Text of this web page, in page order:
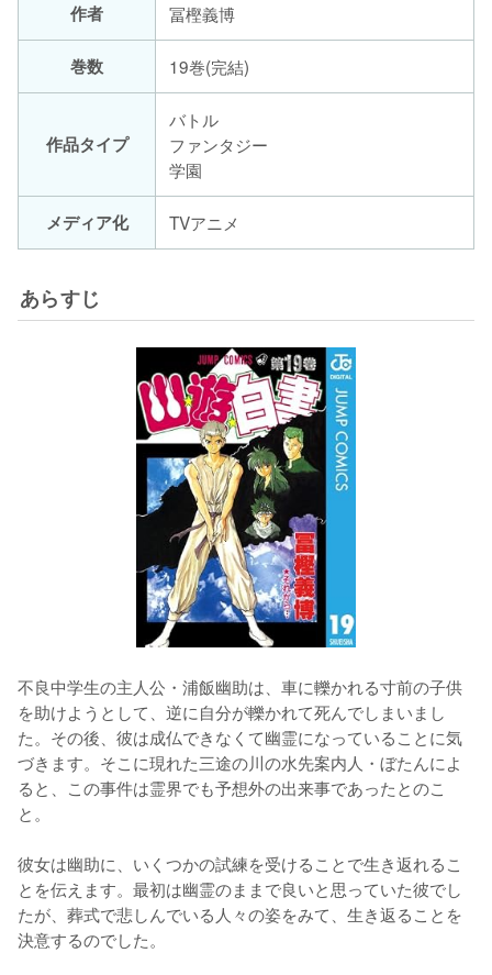
作者 冨樫義博
巻数 19巻(完結)
作品タイプ
バトル
ファンタジー
学園
メディア化 TVアニメ
あらすじ
不良中学生の主人公・浦飯幽助は、車に轢かれる寸前の子供
を助けようとして、逆に自分が轢かれて死んでしまいまし
た。その後、彼は成仏できなくて幽霊になっていることに気
づきます。そこに現れた三途の川の水先案内人・ぼたんによ
ると、この事件は霊界でも予想外の出来事であったとのこ
と。
彼女は幽助に、いくつかの試練を受けることで生き返れるこ
とを伝えます。最初は幽霊のままで良いと思っていた彼でし
たが、葬式で悲しんでいる人々の姿をみて、生き返ることを
決意するのでした。